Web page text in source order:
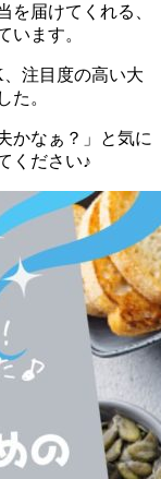
を届けてくれる、
います。
注目度の高い大
た。
かなぁ？」と気に
ください♪